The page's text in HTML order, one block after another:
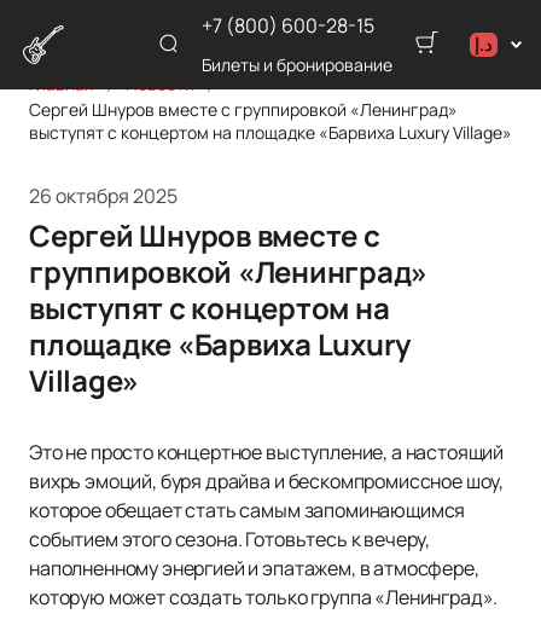
+7 (800) 600-28-15
Билеты и бронирование
د.إ
د.إ
₽
Главная
Новости
Сергей Шнуров вместе с группировкой «Ленинград»
выступят с концертом на площадке «Барвиха Luxury Village»
26 октября 2025
Сергей Шнуров вместе с
группировкой «Ленинград»
выступят с концертом на
площадке «Барвиха Luxury
Village»
Это не просто концертное выступление, а настоящий
вихрь эмоций, буря драйва и бескомпромиссное шоу,
которое обещает стать самым запоминающимся
событием этого сезона. Готовьтесь к вечеру,
наполненному энергией и эпатажем, в атмосфере,
которую может создать только группа «Ленинград».